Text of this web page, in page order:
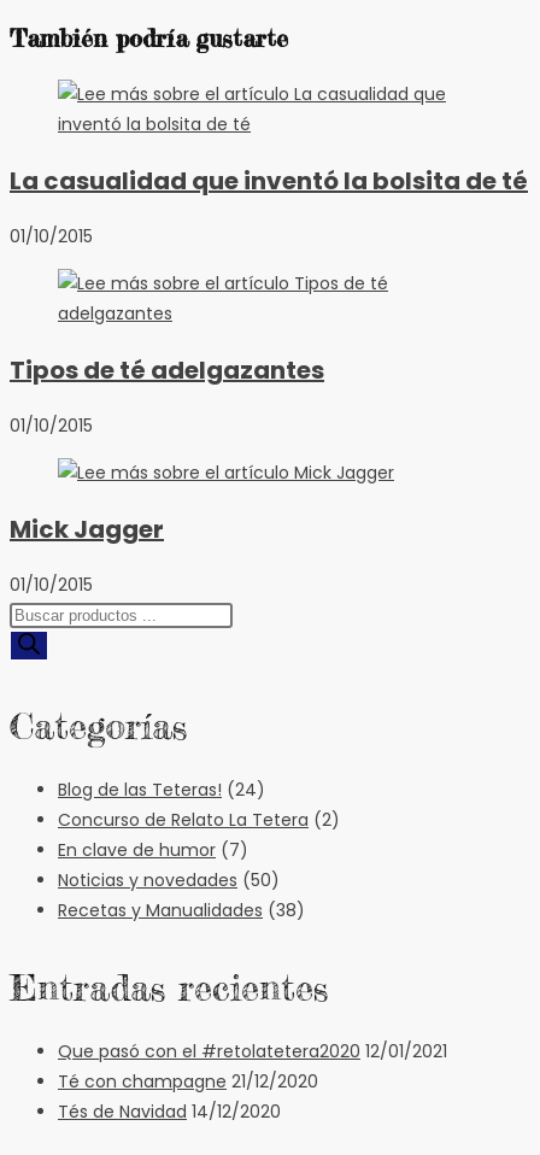
También podría gustarte
La casualidad que inventó la bolsita de té
01/10/2015
Tipos de té adelgazantes
01/10/2015
Mick Jagger
01/10/2015
Búsqueda
de
Categorías
Blog de las Teteras! (24)
Concurso de Relato La Tetera (2)
En clave de humor (7)
Noticias y novedades (50)
Recetas y Manualidades (38)
Entradas recientes
Que pasó con el #retolatetera2020 12/01/2021
Té con champagne 21/12/2020
Tés de Navidad 14/12/2020